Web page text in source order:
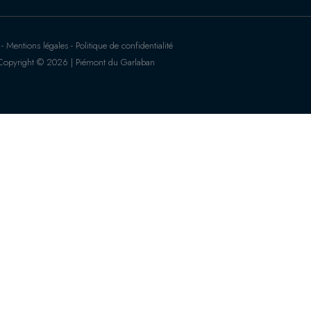
Mentions légales - Politique de confidentialité
© 2026 | Piémont du Garlaban